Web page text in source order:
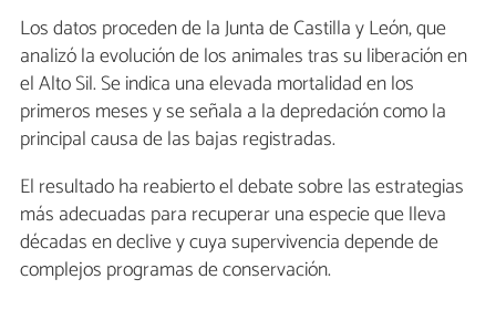
Los datos proceden de la Junta de Castilla y León, que
analizó la evolución de los animales tras su liberación en
el Alto Sil. Se indica una elevada mortalidad en los
primeros meses y se señala a la depredación como la
principal causa de las bajas registradas.
El resultado ha reabierto el debate sobre las estrategias
más adecuadas para recuperar una especie que lleva
décadas en declive y cuya supervivencia depende de
complejos programas de conservación.